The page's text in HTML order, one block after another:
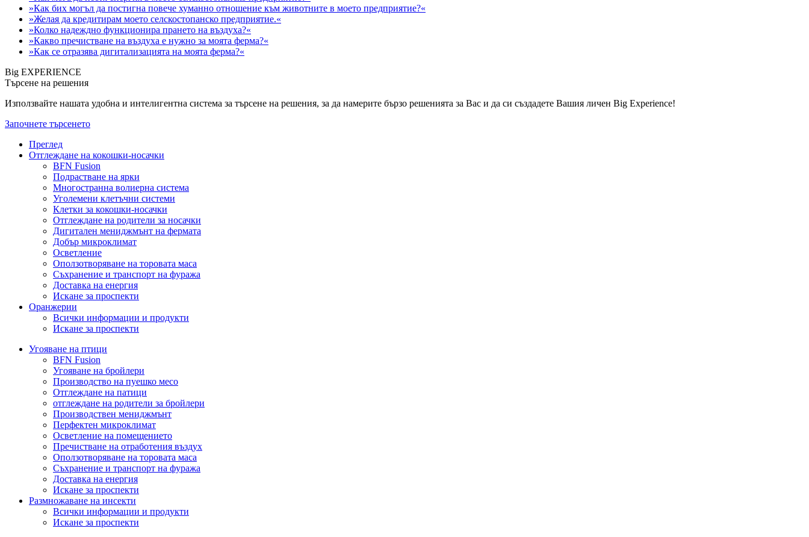
»Как бих могъл да постигна повече хуманно отношение към животните в моето предприятие?«
»Желая да кредитирам моето селскостопанско предприятие.«
»Колко надеждно функционира прането на въздуха?«
»Какво пречистване на въздуха е нужно за моята ферма?«
»Как се отразява дигитализацията на моята ферма?«
Big EXPERIENCE
Търсене на решения
Използвайте нашата удобна и интелигентна система за търсене на решения, за да намерите бързо решенията за Вас и да си създадете Вашия личен Big Experience!
Започнете търсенето
Преглед
Отглеждане на кокошки-носачки
BFN Fusion
Подрастване на ярки
Многостранна волиерна система
Уголемени клетъчни системи
Клетки за кокошки-носачки
Отглеждане на родители за носачки
Дигитален мениджмънт на фермата
Добър микроклимат
Осветление
Оползотворяване на торовата маса
Съхранение и транспорт на фуража
Доставка на енергия
Искане за проспекти
Оранжерии
Всички информации и продукти
Искане за проспекти
Угояване на птици
BFN Fusion
Угояване на бройлери
Производство на пуешко месо
Отглеждане на патици
отглеждане на родители за бройлери
Производствен мениджмънт
Перфектен микроклимат
Осветление на помещението
Пречистване на отработения въздух
Оползотворяване на торовата маса
Съхранение и транспорт на фуража
Доставка на енергия
Искане за проспекти
Размножаване на инсекти
Всички информации и продукти
Искане за проспекти